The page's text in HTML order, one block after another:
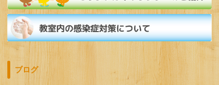
ブログ